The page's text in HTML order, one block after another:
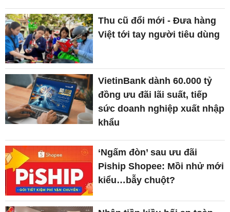
Thu cũ đổi mới - Đưa hàng
Việt tới tay người tiêu dùng
VietinBank dành 60.000 tỷ
đồng ưu đãi lãi suất, tiếp
sức doanh nghiệp xuất nhập
khẩu
‘Ngấm đòn’ sau ưu đãi
Piship Shopee: Mồi nhử mới
kiểu…bẫy chuột?